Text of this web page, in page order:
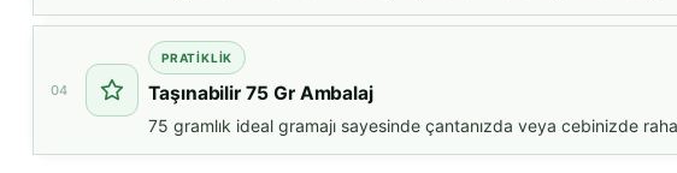
04
PRATIKLIK
Taşınabilir 75 Gr Ambalaj
75 gramlık ideal gramajı sayesinde çantanızda veya cebinizde